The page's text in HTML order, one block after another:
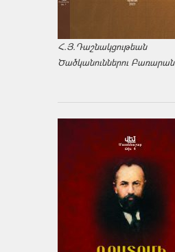
Հ.Յ.Դաշնակցութեան
Ծածկանուններու Բառարան